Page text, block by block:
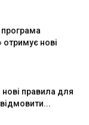
програма
нові
правила для